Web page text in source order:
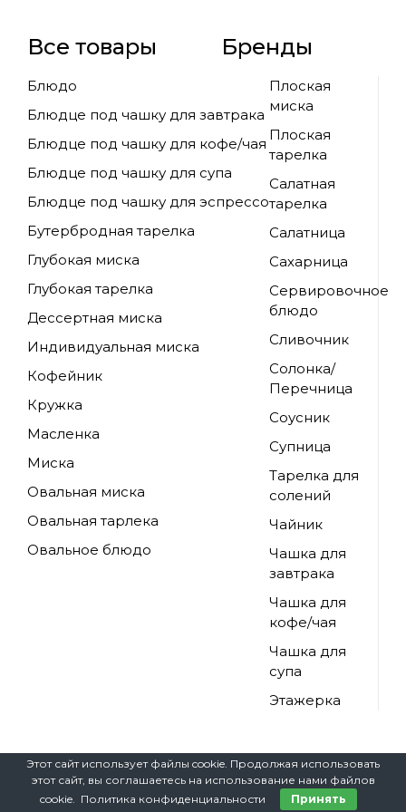
Все товары Бренды
Блюдо
Блюдце под чашку для завтрака
Блюдце под чашку для кофе/чая
Блюдце под чашку для супа
Блюдце под чашку для эспрессо
Бутербродная тарелка
Глубокая миска
Глубокая тарелка
Дессертная миска
Индивидуальная миска
Кофейник
Кружка
Масленка
Миска
Овальная миска
Овальная тарлека
Овальное блюдо
Плоская
миска
Плоская
тарелка
Салатная
тарелка
Салатница
Сахарница
Сервировочное
блюдо
Сливочник
Солонка/
Перечница
Соусник
Супница
Тарелка для
солений
Чайник
Чашка для
завтрака
Чашка для
кофе/чая
Чашка для
супа
Этажерка
Этот сайт использует файлы cookie. Продолжая использовать
этот сайт, вы соглашаетесь на использование нами файлов
cookie. Политика конфиденциальности
Принять